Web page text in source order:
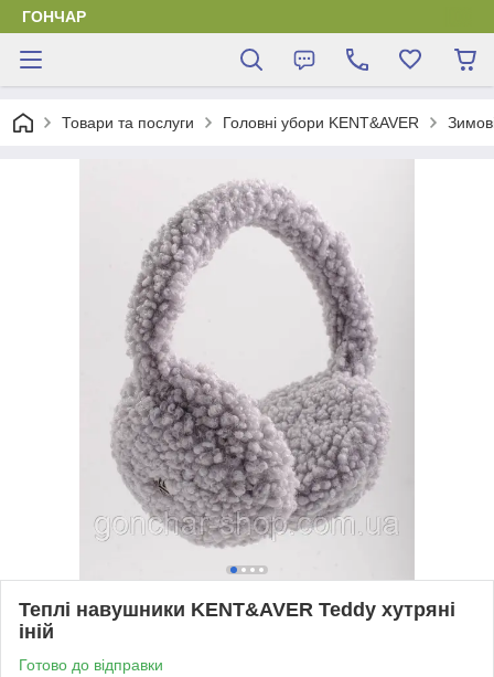
ГОНЧАР
Товари та послуги Головні убори KENT&AVER
Теплі навушники KENT&AVER Teddy хутряні
іній
Готово до відправки